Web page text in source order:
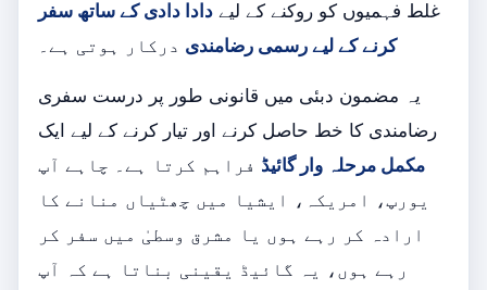
غلط فہمیوں کو روکنے کے لیے دادا دادی کے ساتھ سفر
کرنے کے لیے رسمی رضامندی درکار ہوتی ہے۔
یہ مضمون دبئی میں قانونی طور پر درست سفری
رضامندی کا خط حاصل کرنے اور تیار کرنے کے لیے ایک
مکمل مرحلہ وار گائیڈ فراہم کرتا ہے۔ چاہے آپ
یورپ، امریکہ، ایشیا میں چھٹیاں منانے کا
ارادہ کر رہے ہوں یا مشرق وسطیٰ میں سفر کر
رہے ہوں، یہ گائیڈ یقینی بناتا ہے کہ آپ